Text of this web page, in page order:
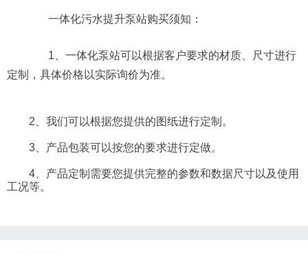
一体化污水提升泵站购买须知：
1、一体化泵站可以根据客户要求的材质、尺寸进行
定制，具体价格以实际询价为准。
2、我们可以根据您提供的图纸进行定制。
3、产品包装可以按您的要求进行定做。
4、产品定制需要您提供完整的参数和数据尺寸以及使用
工况等。